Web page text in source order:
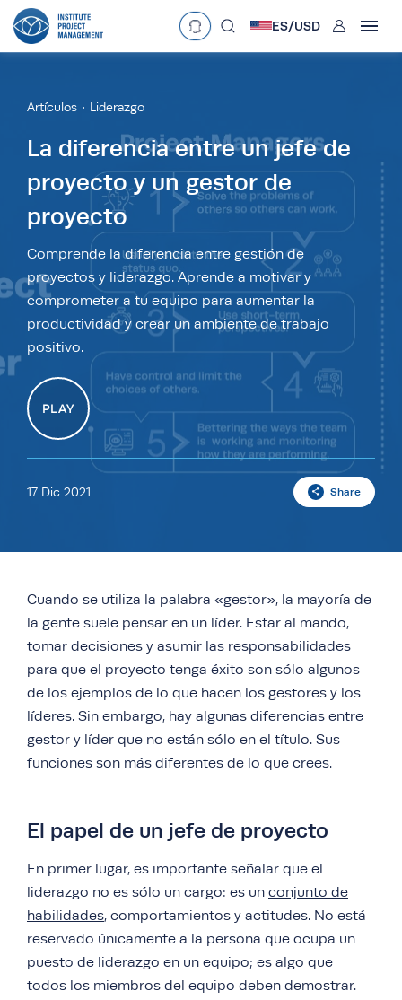
Language
Currency
£•GBP €• EUR $•USD
د.إ•AED AUD $•SGD
ES/USD User
Artículos Liderazgo
La diferencia entre un jefe de
proyecto y un gestor de
proyecto
Comprende la diferencia entre gestión de
proyectos y liderazgo. Aprende a motivar y
comprometer a tu equipo para aumentar la
productividad y crear un ambiente de trabajo
positivo.
PLAY
17 Dic 2021 Share
Cuando se utiliza la palabra «gestor», la mayoría de
la gente suele pensar en un líder. Estar al mando,
tomar decisiones y asumir las responsabilidades
para que el proyecto tenga éxito son sólo algunos
de los ejemplos de lo que hacen los gestores y los
líderes. Sin embargo, hay algunas diferencias entre
gestor y líder que no están sólo en el título. Sus
funciones son más diferentes de lo que crees.
El papel de un jefe de proyecto
En primer lugar, es importante señalar que el
liderazgo no es sólo un cargo: es un conjunto de
habilidades, comportamientos y actitudes. No está
reservado únicamente a la persona que ocupa un
puesto de liderazgo en un equipo; es algo que
todos los miembros del equipo deben demostrar.